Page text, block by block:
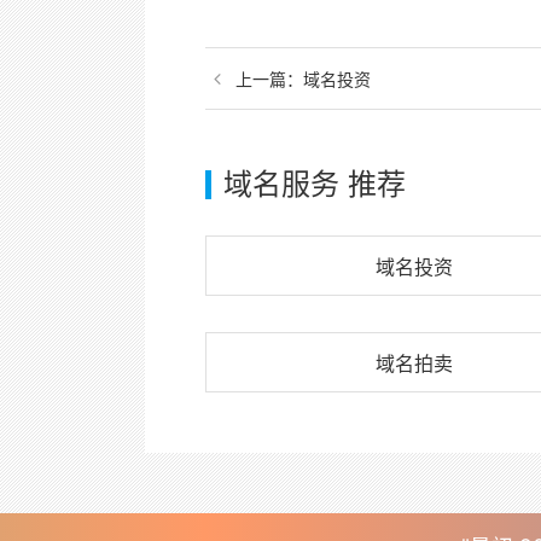
上一篇： 域名投资
域名服务 推荐
域名投资
域名拍卖